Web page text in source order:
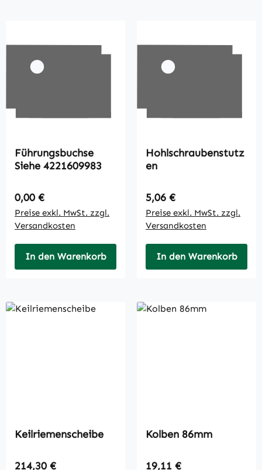
Führungsbuchse
Siehe 4221609983
Regulärer Preis:
0,00 €
Preise exkl. MwSt. zzgl.
Versandkosten
In den Warenkorb
Hohlschraubenstutz
en
Regulärer Preis:
5,06 €
Preise exkl. MwSt. zzgl.
Versandkosten
In den Warenkorb
Keilriemenscheibe
Regulärer Preis:
214,30 €
Kolben 86mm
Regulärer Preis:
19,11 €